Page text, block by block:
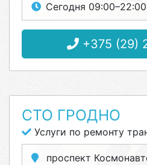
Сегодня 09:00–22:00
+375 (29)
СТО ГРОДНО
Услуги по ремонту
проспект